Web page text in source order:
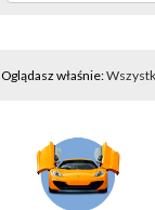
Oglądasz właśnie: